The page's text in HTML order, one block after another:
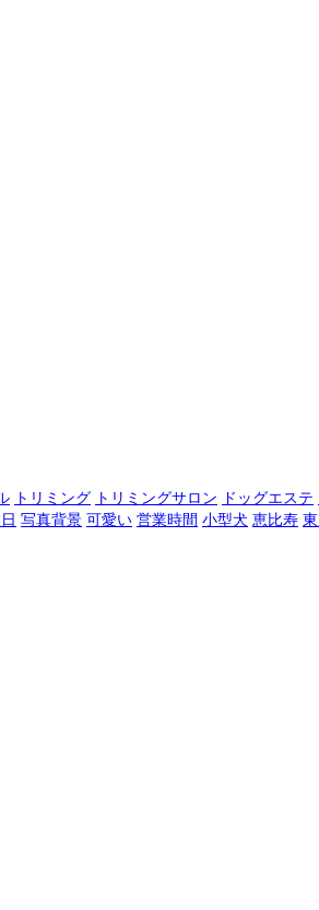
トリミング トリミングサロン ドッグエステ
写真背景 可愛い 営業時間 小型犬 恵比寿